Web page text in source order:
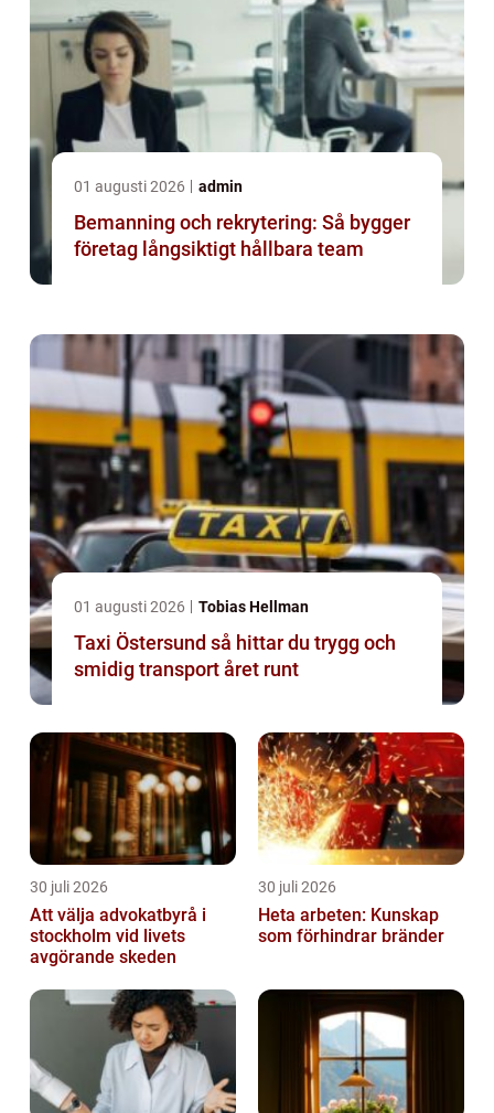
01 augusti 2026 admin
Bemanning och rekrytering: Så bygger
företag långsiktigt hållbara team
01 augusti 2026 Tobias Hellman
Taxi Östersund så hittar du trygg och
smidig transport året runt
30 juli 2026
Att välja advokatbyrå i
stockholm vid livets
avgörande skeden
30 juli 2026
Heta arbeten: Kunskap
som förhindrar bränder